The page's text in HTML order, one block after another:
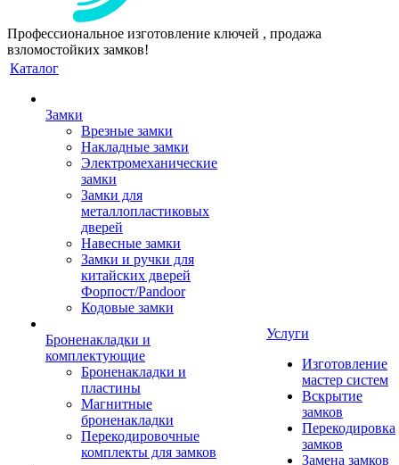
Профессиональное изготовление ключей , продажа
взломостойких замков!
Каталог
Замки
Врезные замки
Накладные замки
Электромеханические
замки
Замки для
металлопластиковых
дверей
Навесные замки
Замки и ручки для
китайских дверей
Форпост/Раndoor
Кодовые замки
Броненакладки и
комплектующие
Броненакладки и
пластины
Магнитные
броненакладки
Перекодировочные
комплекты для замков
Услуги
Изготовление
мастер систем
Вскрытие
замков
Перекодировка
замков
Замена замков